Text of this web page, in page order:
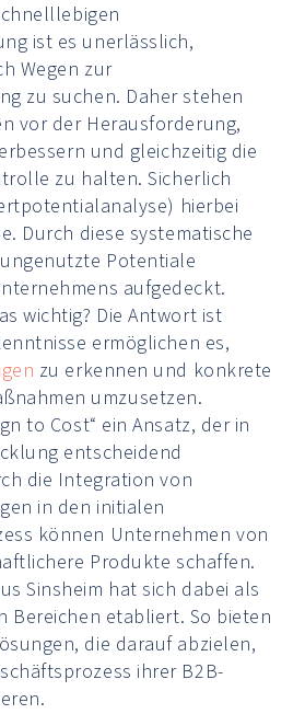
ist es unerlässlich,
Wegen zur
zu suchen. Daher stehen
vor der Herausforderung,
und gleichzeitig die
zu halten. Sicherlich
hierbei
Durch diese systematische
Potentiale
aufgedeckt.
wichtig? Die Antwort ist
ermöglichen es,
zu erkennen und konkrete
umzusetzen.
to Cost“ ein Ansatz, der in
entscheidend
die Integration von
in den initialen
können Unternehmen von
Produkte schaffen.
Sinsheim hat sich dabei als
Bereichen etabliert. So bieten
die darauf abzielen,
ihrer B2B-